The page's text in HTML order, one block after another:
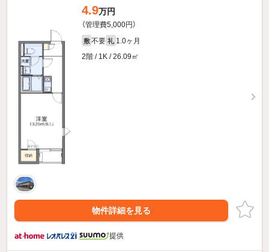
4.9万円
（管理費5,000円）
敷 不要 礼 1.0ヶ月
2階 / 1K / 26.09㎡
物件詳細を見る
提供